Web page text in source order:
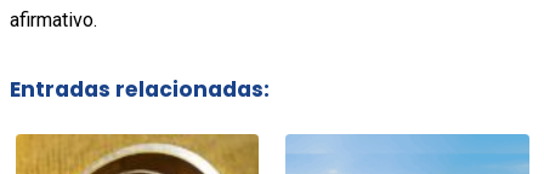
afirmativo.
Entradas relacionadas: